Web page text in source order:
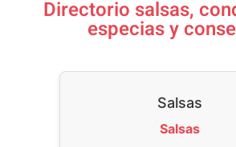
Directorio salsas,
especias y
Salsas
Salsas